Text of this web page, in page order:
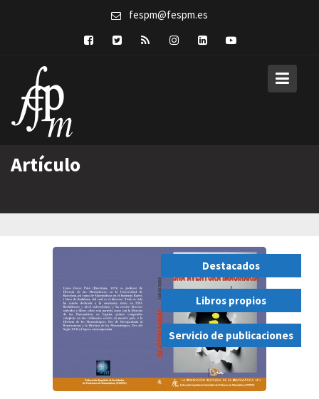
fespm@fespm.es
Artículo
Destacados
,
Libros propios
,
Servicio de publicaciones